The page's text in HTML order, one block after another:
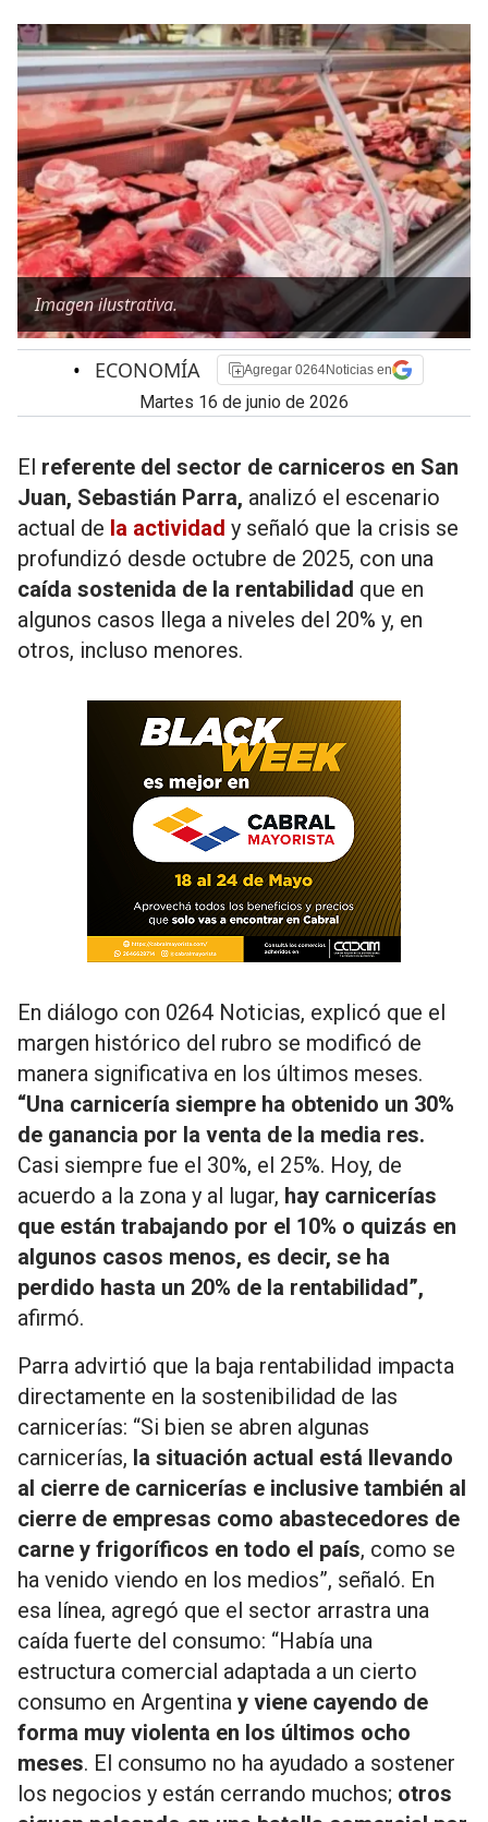
Imagen ilustrativa.
• ECONOMÍA Agregar 0264Noticias en
martes 16 de junio de 2026
El referente del sector de carniceros en San
Juan, Sebastián Parra, analizó el escenario
actual de la actividad y señaló que la crisis se
profundizó desde octubre de 2025, con una
caída sostenida de la rentabilidad que en
algunos casos llega a niveles del 20% y, en
otros, incluso menores.
En diálogo con 0264 Noticias, explicó que el
margen histórico del rubro se modificó de
manera significativa en los últimos meses.
“Una carnicería siempre ha obtenido un 30%
de ganancia por la venta de la media res.
Casi siempre fue el 30%, el 25%. Hoy, de
acuerdo a la zona y al lugar, hay carnicerías
que están trabajando por el 10% o quizás en
algunos casos menos, es decir, se ha
perdido hasta un 20% de la rentabilidad”,
afirmó.
Parra advirtió que la baja rentabilidad impacta
directamente en la sostenibilidad de las
carnicerías: “Si bien se abren algunas
carnicerías, la situación actual está llevando
al cierre de carnicerías e inclusive también al
cierre de empresas como abastecedores de
carne y frigoríficos en todo el país, como se
ha venido viendo en los medios”, señaló. En
esa línea, agregó que el sector arrastra una
caída fuerte del consumo: “Había una
estructura comercial adaptada a un cierto
consumo en Argentina y viene cayendo de
forma muy violenta en los últimos ocho
meses. El consumo no ha ayudado a sostener
los negocios y están cerrando muchos; otros